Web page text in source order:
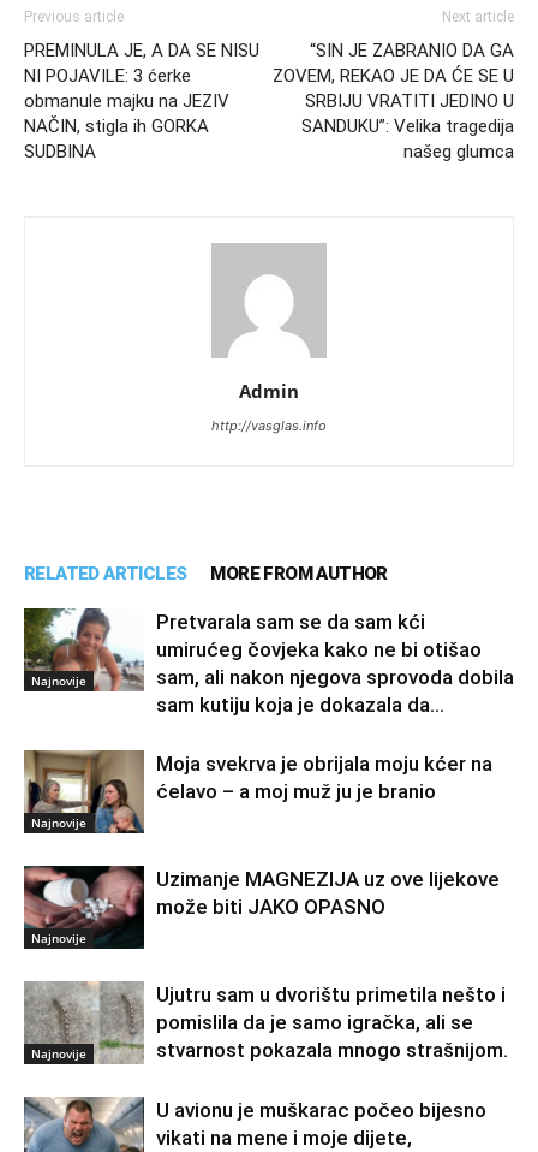
Previous article
PREMINULA JE, A DA SE NISU
NI POJAVILE: 3 ćerke
obmanule majku na JEZIV
NAČIN, stigla ih GORKA
SUDBINA
Next article
“SIN JE ZABRANIO DA GA
ZOVEM, REKAO JE DA ĆE SE U
SRBIJU VRATITI JEDINO U
SANDUKU”: Velika tragedija
našeg glumca
Admin
http://vasglas.info
RELATED ARTICLES MORE FROM AUTHOR
Najnovije
Pretvarala sam se da sam kći
umirućeg čovjeka kako ne bi otišao
sam, ali nakon njegova sprovoda dobila
sam kutiju koja je dokazala da...
Najnovije
Moja svekrva je obrijala moju kćer na
ćelavo – a moj muž ju je branio
Najnovije
Uzimanje MAGNEZIJA uz ove lijekove
može biti JAKO OPASNO
Najnovije
Ujutru sam u dvorištu primetila nešto i
pomislila da je samo igračka, ali se
stvarnost pokazala mnogo strašnijom.
U avionu je muškarac počeo bijesno
vikati na mene i moje dijete,